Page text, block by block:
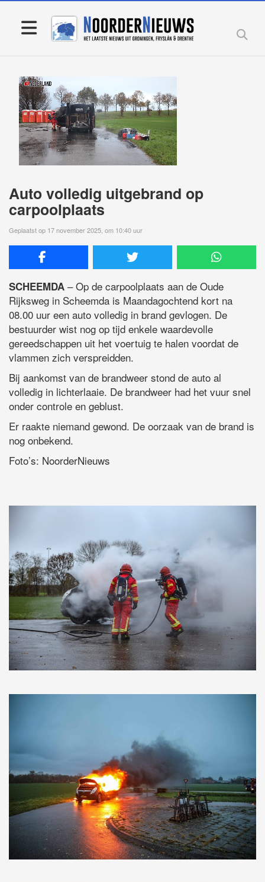
Auto volledig uitgebrand op
carpoolplaats
Geplaatst op 17 november 2025, om 10:40 uur
SCHEEMDA – Op de carpoolplaats aan de Oude
Rijksweg in Scheemda is Maandagochtend kort na
08.00 uur een auto volledig in brand gevlogen. De
bestuurder wist nog op tijd enkele waardevolle
gereedschappen uit het voertuig te halen voordat de
vlammen zich verspreidden.
Bij aankomst van de brandweer stond de auto al
volledig in lichterlaaie. De brandweer had het vuur snel
onder controle en geblust.
Er raakte niemand gewond. De oorzaak van de brand is
nog onbekend.
Foto’s: NoorderNieuws